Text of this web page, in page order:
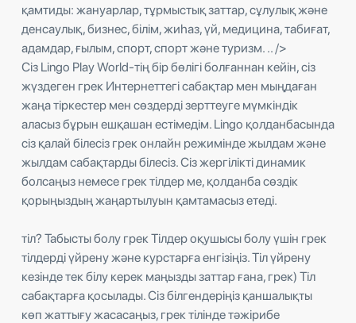
қамтиды: жануарлар, тұрмыстық заттар, сұлулық және
денсаулық, бизнес, білім, жиһаз, үй, медицина, табиғат,
адамдар, ғылым, спорт, спорт және туризм. .. />
Сіз Lingo Play World-тің бір бөлігі болғаннан кейін, сіз
жүздеген грек Интернеттегі сабақтар мен мыңдаған
жаңа тіркестер мен сөздерді зерттеуге мүмкіндік
аласыз бұрын ешқашан естімедім. Lingo қолданбасында
сіз қалай білесіз грек онлайн режимінде жылдам және
жылдам сабақтарды білесіз. Сіз жергілікті динамик
болсаңыз немесе грек тілдер ме, қолданба сөздік
қорыңыздың жаңартылуын қамтамасыз етеді.
тіл? Табысты болу грек Тілдер оқушысы болу үшін грек
тілдерді үйрену және курстарға енгізіңіз. Тіл үйрену
кезінде тек білу керек маңызды заттар ғана, грек) Тіл
сабақтарға қосылады. Сіз білгендеріңіз қаншалықты
көп жаттығу жасасаңыз, грек тілінде тәжірибе